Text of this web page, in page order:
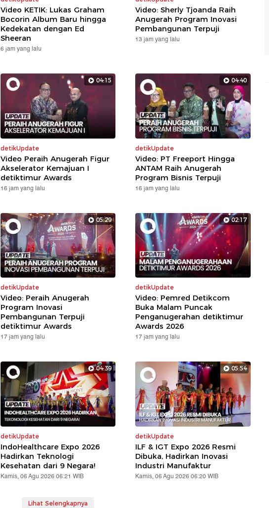
Video KETIK: Lukas Graham
Bocorin Album Baru hingga
Kedekatan dengan Ed
Sheeran
6 jam yang lalu
Video: Sherly Tjoanda Raih
Anugerah Program Inovasi
Pembangunan Terpuji
13 jam yang lalu
04:15
detikUpdate
Video Peraih Anugerah Figur
Akselerator Kemajuan I
detiktimur Awards
16 jam yang lalu
04:40
detikUpdate
Video: PT Freeport Hingga
ANTAM Raih Anugerah
Program Bisnis Terpuji
16 jam yang lalu
05:29
detikUpdate
Video: Peraih Anugerah
Program Inovasi
Pembangunan Terpuji
detiktimur Awards
17 jam yang lalu
02:17
detikUpdate
Video: Pemred Detikcom
Buka Malam Puncak
Penganugerahan detiktimur
Awards 2026
17 jam yang lalu
04:39
detikUpdate
IndoHealthcare Expo 2026
Hadirkan Teknologi
Kesehatan dari 9 Negara!
Kamis, 06 Agu 2026 06:21 WIB
05:54
detikUpdate
ILF & IGT Expo 2026 Resmi
Dibuka, Hadirkan Inovasi
Industri Manufaktur
Kamis, 06 Agu 2026 06:20 WIB
Lihat Selengkapnya